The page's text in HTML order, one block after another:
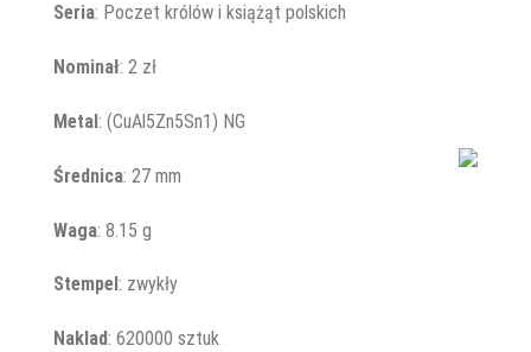
Seria: Poczet królów i książąt polskich
Nominał: 2 zł
Metal: (CuAl5Zn5Sn1) NG
Średnica: 27 mm
Waga: 8.15 g
Stempel : zwykły
Naklad: 620000 sztuk